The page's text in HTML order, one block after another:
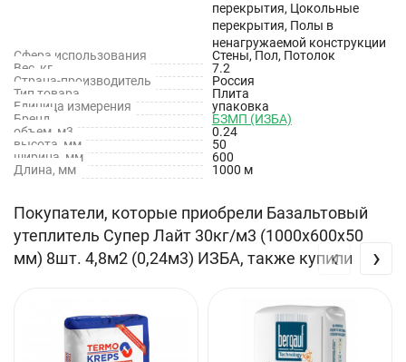
перекрытия, Цокольные
перекрытия, Полы в
ненагружаемой конструкции
Сфера использования
Стены, Пол, Потолок
Вес, кг
7.2
Страна-производитель
Россия
Тип товара
Плита
Единица измерения
упаковка
Бренд
БЗМП (ИЗБА)
объем, м3
0.24
высота, мм
50
ширина, мм
600
Длина, мм
1000 м
Покупатели, которые приобрели Базальтовый
утеплитель Супер Лайт 30кг/м3 (1000х600х50
мм) 8шт. 4,8м2 (0,24м3) ИЗБА, также купили
‹ ›